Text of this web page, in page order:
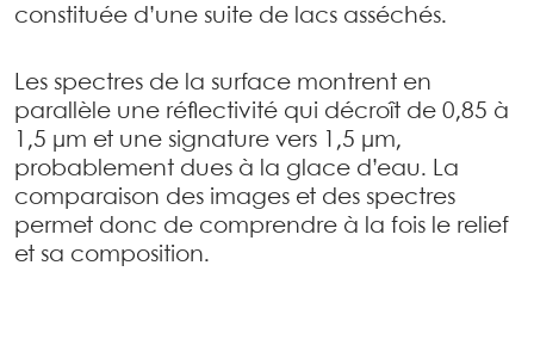
constituée d’une suite de lacs asséchés.
Les spectres de la surface montrent en
parallèle une réflectivité qui décroît de 0,85 à
1,5 µm et une signature vers 1,5 µm,
probablement dues à la glace d’eau. La
comparaison des images et des spectres
permet donc de comprendre à la fois le relief
et sa composition.